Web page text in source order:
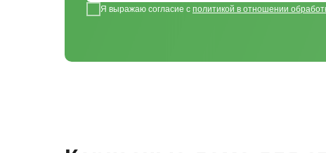
Я выражаю согласие с политикой в отношении